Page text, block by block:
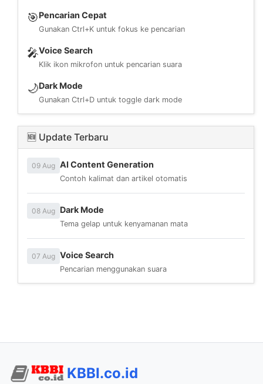
🎯Pencarian Cepat
Gunakan Ctrl+K untuk fokus ke pencarian
🎤Voice Search
Klik ikon mikrofon untuk pencarian suara
🌙Dark Mode
Gunakan Ctrl+D untuk toggle dark mode
🆕 Update Terbaru
09 Aug AI Content Generation
Contoh kalimat dan artikel otomatis
08 Aug Dark Mode
Tema gelap untuk kenyamanan mata
07 Aug Voice Search
Pencarian menggunakan suara
KBBI.co.id